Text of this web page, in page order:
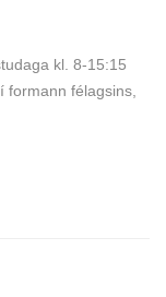
kl. 8-15:15
félagsins,